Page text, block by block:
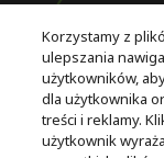
Darmowa
dostawa
Korzystamy z
ulepszania
użytkowników,
dla użytkownika
treści i reklamy.
użytkownik